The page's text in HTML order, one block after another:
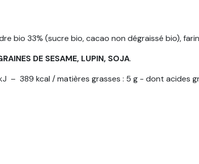
bio 33% (sucre bio, cacao non dégraissé bio),
DE SESAME, LUPIN, SOJA.
– 389 kcal / matières grasses : 5 g - dont acides